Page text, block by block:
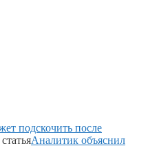
подскочить после
Аналитик объяснил